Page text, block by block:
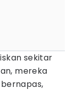
sekitar
mereka